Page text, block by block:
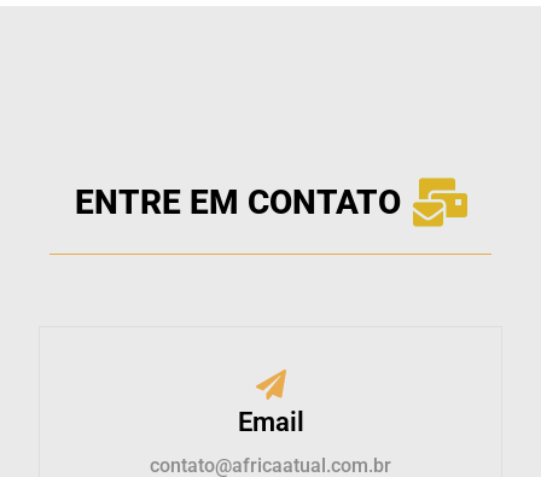
ENTRE EM CONTATO
Email
contato@africaatual.com.br